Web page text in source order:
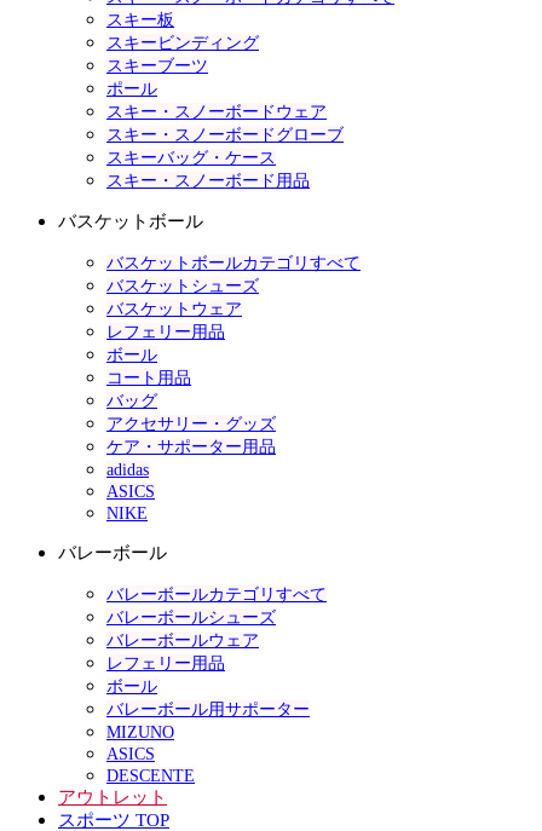
スキー板
スキービンディング
スキーブーツ
ポール
スキー・スノーボードウェア
スキー・スノーボードグローブ
スキーバッグ・ケース
スキー・スノーボード用品
バスケットボール
バスケットボールカテゴリすべて
バスケットシューズ
バスケットウェア
レフェリー用品
ボール
コート用品
バッグ
アクセサリー・グッズ
ケア・サポーター用品
adidas
ASICS
NIKE
バレーボール
バレーボールカテゴリすべて
バレーボールシューズ
バレーボールウェア
レフェリー用品
ボール
バレーボール用サポーター
MIZUNO
ASICS
DESCENTE
アウトレット
スポーツ TOP